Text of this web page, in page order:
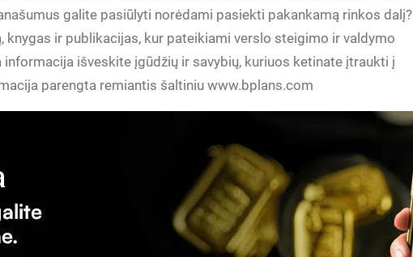
galite pasiūlyti norėdami pasiekti pakankamą rinkos dalį?
knygas ir publikacijas, kur pateikiami verslo steigimo ir valdymo
išveskite įgūdžių ir savybių, kuriuos ketinate įtraukti į
parengta remiantis šaltiniu www.bplans.com